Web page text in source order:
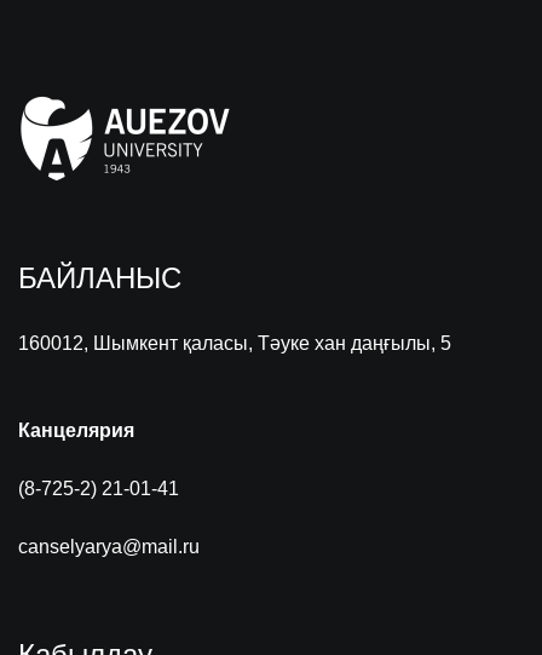
БАЙЛАНЫС
160012, Шымкент қаласы, Тәуке хан даңғылы, 5
Канцелярия
(8-725-2) 21-01-41
canselyarya@mail.ru